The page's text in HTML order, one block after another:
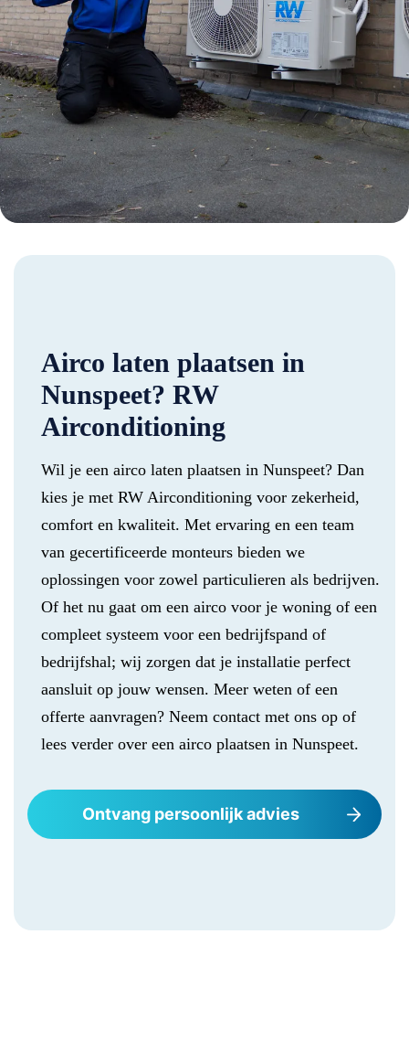
Airco laten plaatsen in
Nunspeet? RW
Airconditioning
Wil je een airco laten plaatsen in Nunspeet? Dan
kies je met RW Airconditioning voor zekerheid,
comfort en kwaliteit. Met ervaring en een team
van gecertificeerde monteurs bieden we
oplossingen voor zowel particulieren als bedrijven.
Of het nu gaat om een airco voor je woning of een
compleet systeem voor een bedrijfspand of
bedrijfshal; wij zorgen dat je installatie perfect
aansluit op jouw wensen. Meer weten of een
offerte aanvragen? Neem contact met ons op of
lees verder over een airco plaatsen in Nunspeet.
Ontvang persoonlijk advies